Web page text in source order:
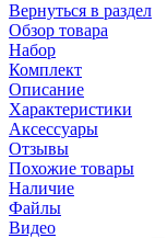
Вернуться в раздел
Обзор товара
Набор
Комплект
Описание
Характеристики
Аксессуары
Отзывы
Похожие товары
Наличие
Файлы
Видео